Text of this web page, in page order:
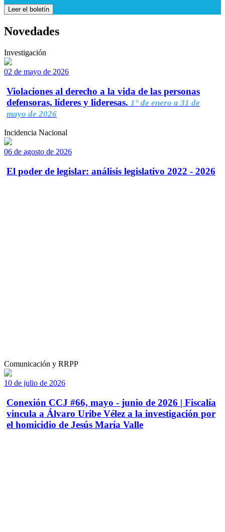
Leer el boletín
Novedades
Investigación
02 de mayo de 2026
Violaciones al derecho a la vida de las personas
defensoras, líderes y lideresas. 1° de enero a 31 de
mayo de 2026
Incidencia Nacional
06 de agosto de 2026
El poder de legislar: análisis legislativo 2022 - 2026
Comunicación y RRPP
10 de julio de 2026
Conexión CCJ #66, mayo - junio de 2026 | Fiscalía
vincula a Álvaro Uribe Vélez a la investigación por
el homicidio de Jesús María Valle